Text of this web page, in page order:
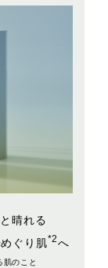
晴れる
ぐり肌*2へ
のこと